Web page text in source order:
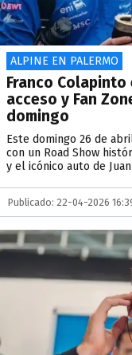
ALPINE EN PALERMO
Franco
acceso y Fan
domingo
Este domingo 26 de
con un Road Show
y el icónico auto de
Publicado: 22-04-2026